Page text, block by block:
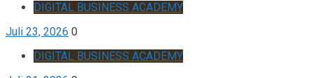
DIGITAL BUSINESS ACADEMY
Juli 23, 2026 0
DIGITAL BUSINESS ACADEMY